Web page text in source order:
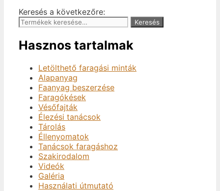
Keresés a következőre:
Keresés
Hasznos tartalmak
Letölthető faragási minták
Alapanyag
Faanyag beszerzése
Faragókések
Vésőfajták
Élezési tanácsok
Tárolás
Éllenyomatok
Tanácsok faragáshoz
Szakirodalom
Videók
Galéria
Használati útmutató